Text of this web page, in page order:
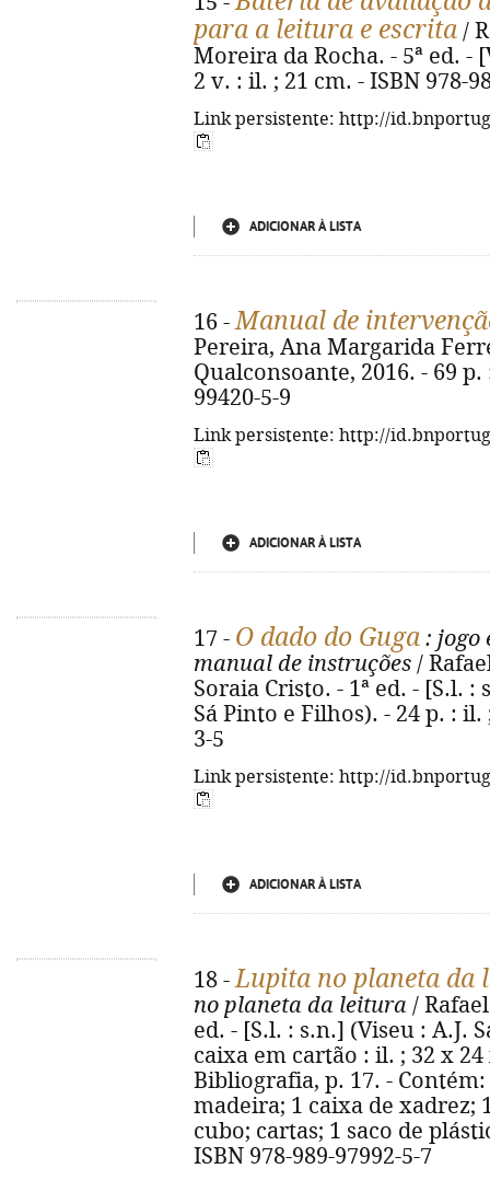
para a leitura e escrita /
Moreira da Rocha. - 5ª ed. -
2 v. : il. ; 21 cm. - ISBN 978-
Link persistente: http://
ADICIONAR À LISTA
16 -Manual de
Pereira, Ana Margarida
Qualconsoante, 2016. - 69 p.
99420-5-9
Link persistente: http://
ADICIONAR À LISTA
17 - O dado do Guga : jogo
manual de instruções /
Soraia Cristo. - 1ª ed. - [S.l. :
Sá Pinto e Filhos). - 24 p. : il.
3-5
Link persistente: http://
ADICIONAR À LISTA
18 -Lupita no planeta da
no planeta da leitura /
ed. - [S.l. : s.n.] (Viseu : A.J.
caixa em cartão : il. ; 32 x 24
Bibliografia, p. 17. -
madeira; 1 caixa de xadrez;
cubo; cartas; 1 saco de
ISBN 978-989-97992-5-7